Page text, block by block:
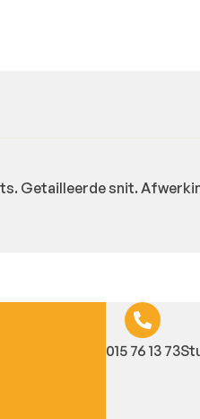
Getailleerde snit.
015 76 13 73